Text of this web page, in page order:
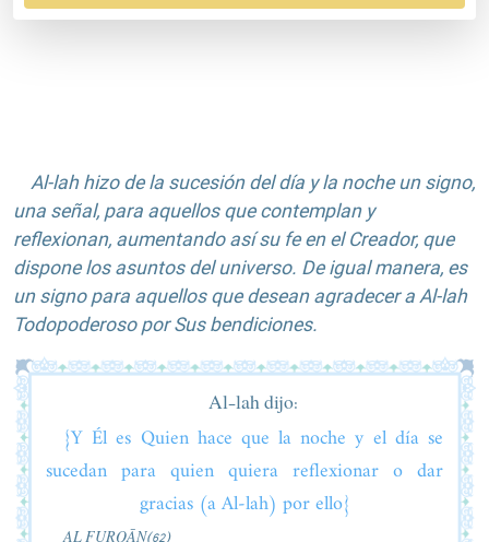
Al-lah hizo de la sucesión del día y la noche un signo,
una señal, para aquellos que contemplan y
reflexionan, aumentando así su fe en el Creador, que
dispone los asuntos del universo. De igual manera, es
un signo para aquellos que desean agradecer a Al-lah
Todopoderoso por Sus bendiciones.
Al-lah dijo:
{Y Él es Quien hace que la noche y el día se
sucedan para quien quiera reflexionar o dar
gracias (a Al-lah) por ello}